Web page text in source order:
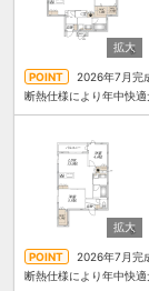
2026年7月完
断熱仕様により年中快
2026年7月完
断熱仕様により年中快